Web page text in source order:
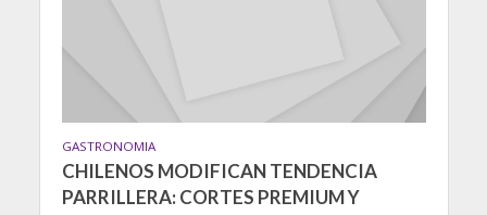
GASTRONOMIA
CHILENOS MODIFICAN TENDENCIA
PARRILLERA: CORTES PREMIUM Y